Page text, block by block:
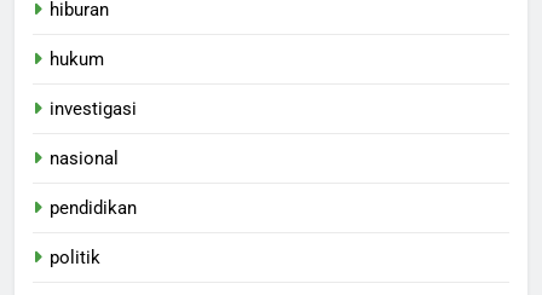
hiburan
hukum
investigasi
nasional
pendidikan
politik